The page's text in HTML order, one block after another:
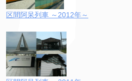
区間阿呆列車 ～2012年～